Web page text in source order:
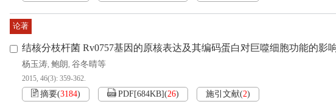
论著
结核分枝杆菌 Rv0757基因的原核表达及其编码蛋白对巨噬细胞功能的影
杨玉涛, 鲍朗, 谷冬晴等
2015, 46(3): 359-362.
摘要(3184) PDF[684KB](26) 施引文献(2)